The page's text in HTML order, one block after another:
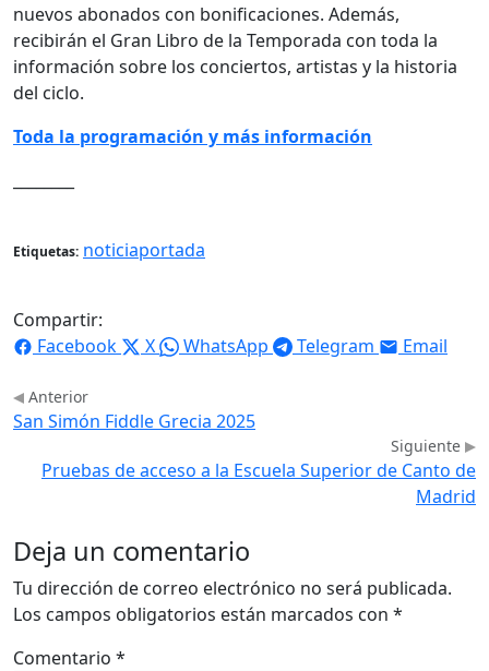
nuevos abonados con bonificaciones. Además,
recibirán el Gran Libro de la Temporada con toda la
información sobre los conciertos, artistas y la historia
del ciclo.
Toda la programación y más información
Etiquetas: noticiaportada
Compartir:
Facebook
X WhatsApp Telegram Email
Anterior
San Simón Fiddle Grecia 2025
Siguiente
Pruebas de acceso a la Escuela Superior de Canto de
Madrid
Deja un comentario
Tu dirección de correo electrónico no será publicada.
Los campos obligatorios están marcados con *
Comentario *